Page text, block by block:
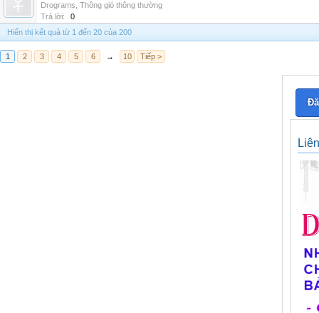
Drograms Thông gió thông thường
Trả lời:
0
Hiển thị kết quả từ 1 đến 20 của 200
1 2 3 4 5 6 → 10 Tiếp >